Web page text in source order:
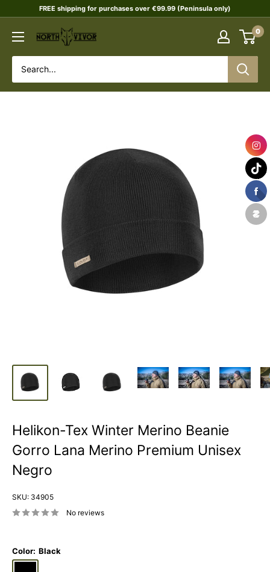
content
FREE shipping for purchases over €99.99 (Peninsula only)
NORTHVIVOR 0
Helikon-Tex Winter Merino Beanie
Gorro Lana Merino Premium Unisex
Negro
SKU: 34905
No reviews
Color: Black